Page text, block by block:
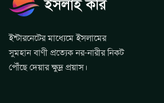
ইন্টারনেটের মাধ্যেমে ইসলামের
সুমহান বাণী প্রত্যেক নর-নারীর নিকট
পৌঁছে দেয়ার ক্ষুদ্র প্রয়াস।